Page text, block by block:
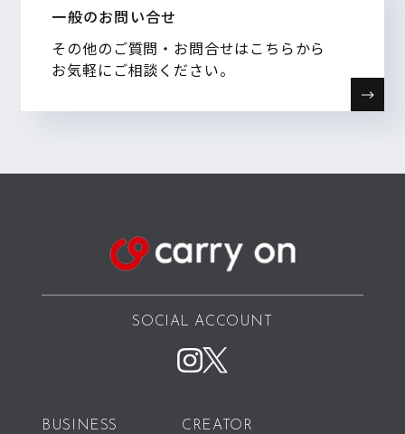
一般のお問い合せ
その他のご質問・お問合せはこちらから
お気軽にご相談ください。
SOCIAL ACCOUNT
BUSINESS CREATOR